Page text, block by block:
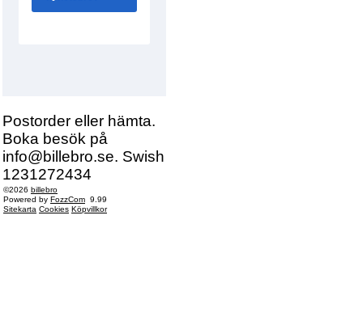
Postorder eller hämta.
Boka besök på
info@billebro.se. Swish
1231272434
©2026 billebro
Powered by FozzCom 9.99
Sitekarta Cookies Köpvillkor